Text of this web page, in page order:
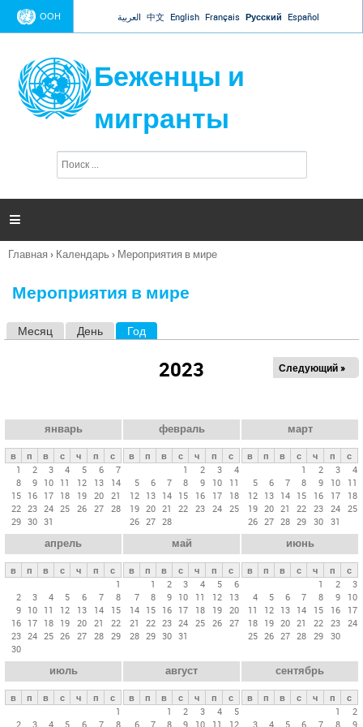
Jump to navigation
ООН العربية 中文 English Français Русский Español
Беженцы и
мигранты
п
и

Вы
Главная › Календарь › Мероприятия в мире
Мероприятия в мире
е
в
л
а
к
Месяц День Год
2023 Следующий »
январь
в п в с ч п
с
1
2 3 4 5 6
7
8
9 10 11 12 13
14
15 16 17 18 19 20 21
22 23 24 25 26 27 28
29 30 31
февраль
в п в с ч п
с
1
2 3
4
5
6 7 8 9 10
11
12 13 14 15 16 17
18
19 20 21 22 23 24 25
26 27 28
март
в п в с ч п
с
1
2 3
4
5
6 7 8 9 10
11
12 13 14 15 16 17
18
19 20 21 22 23 24 25
26 27 28 29 30 31
апрель
в п в с ч п
с
1
2
3 4 5 6 7
8
9 10 11 12 13 14
15
16 17 18 19 20 21
22
23 24 25 26 27 28 29
30
май
в п в с ч п
с
1
2 3 4 5
6
7
8 9 10 11 12
13
14 15 16 17 18 19 20
21
22 23 24 25 26 27
28 29 30 31
июнь
в п в с ч п
с
1
2
3
4
5 6 7 8 9
10
11
12 13 14 15 16
17
18 19 20 21 22 23 24
25 26 27 28 29 30
июль
в п в с ч п
с
1
2
3 4 5 6 7 8
август
в п в с ч п
с
1
2 3 4
5
6
7 8 9 10 11 12
сентябрь
в п в с ч п
с
1
2
3
4 5 6 7 8 9